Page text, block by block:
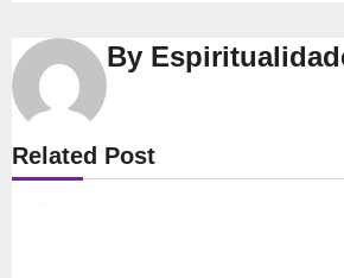
By
Related Post
Espiritualidade
Explorando a